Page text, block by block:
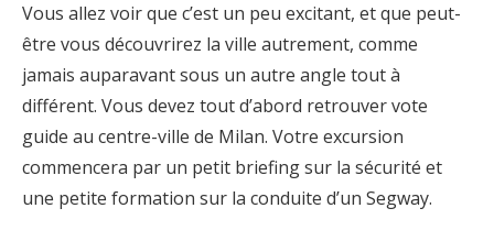
Vous allez voir que c’est un peu excitant, et que peut-
être vous découvrirez la ville autrement, comme
jamais auparavant sous un autre angle tout à
différent. Vous devez tout d’abord retrouver vote
guide au centre-ville de Milan. Votre excursion
commencera par un petit briefing sur la sécurité et
une petite formation sur la conduite d’un Segway.